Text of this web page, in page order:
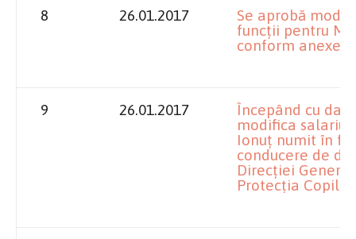
8 26.01.2017
Se aprobă
funcţii pentru
conform anexei
9 26.01.2017
Începând cu
modifica salariul
Ionuţ numit în
conducere de
Direcţiei
Protecţia